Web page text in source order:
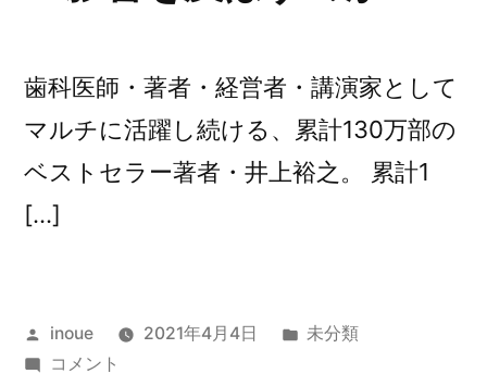
困
る
の
か？
歯科医師・著者・経営者・講演家として
マルチに活躍し続ける、累計130万部の
ベストセラー著者・井上裕之。 累計1
[…]
投
稿
inoue 2021年4月4日
カ
未分類
第
コメント